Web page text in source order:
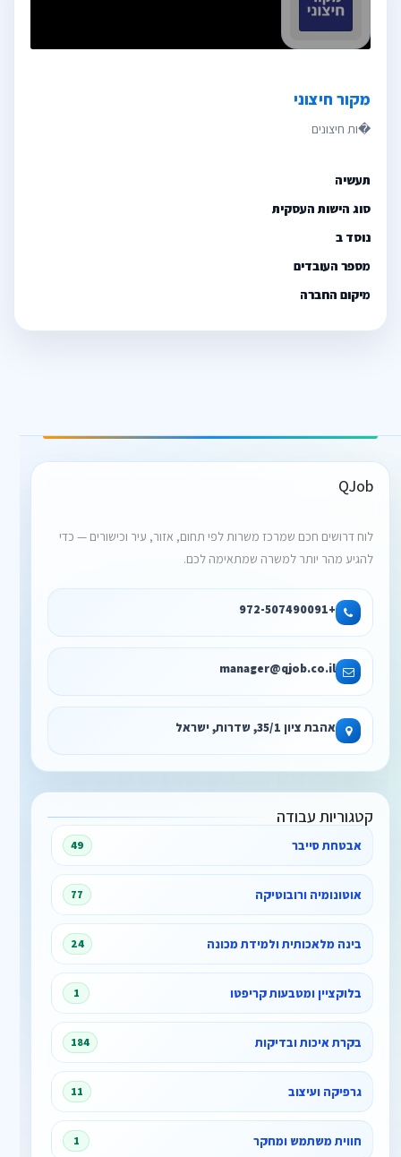
מקור חיצוני
תעשיה
סוג הישות העסקית
נוסד ב
מספר העובדים
מיקום החברה
QJob
לוח דרושים חכם שמרכז משרות לפי תחום, אזור, עיר וכישורים — כדי
להגיע מהר יותר למשרה שמתאימה לכם.
+972-507490091
manager@qjob.co.il
אהבת ציון 35/1, שדרות, ישראל
קטגוריות עבודה
אבטחת סייבר 49
אוטונומיה ורובוטיקה 77
בינה מלאכותית ולמידת מכונה 24
בלוקציין ומטבעות קריפטו 1
בקרת איכות ובדיקות 184
גרפיקה ועיצוב 11
חווית משתמש ומחקר 1